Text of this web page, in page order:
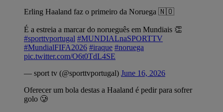
Erling Haaland faz o primeiro da Noruega 🇳🇴
É a estreia a marcar do norueguês em Mundiais 👏
#sporttvportugal #MUNDIALnaSPORTTV
#MundialFIFA2026 #iraque #noruega
pic.twitter.com/O6t0TdL4SE
— sport tv (@sporttvportugal) June 16, 2026
Oferecer um bola destas a Haaland é pedir para sofrer
golo 🥲